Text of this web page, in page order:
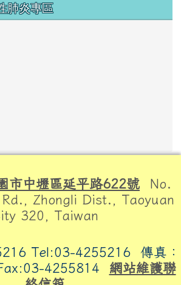
肺炎專區
市中壢區延平路622號 No.
Zhongli Dist., Taoyuan
320, Taiwan
Tel:03-4255216 傳真：
4255814 網站維護聯